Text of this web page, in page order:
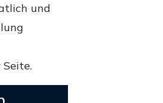
und